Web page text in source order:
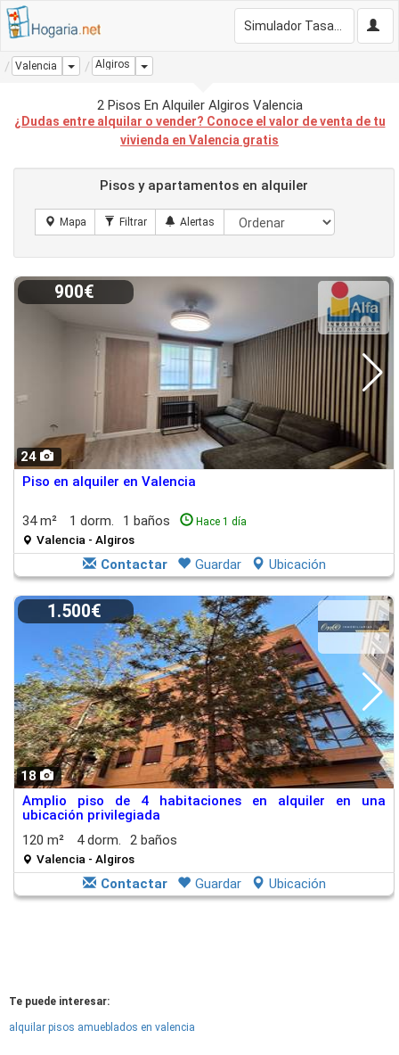
Valencia Dropdown
Algiros Dropdown
2 Pisos En Alquiler Algiros Valencia
¿Dudas entre alquilar o vender? Conoce el valor de venta de tu
vivienda en Valencia gratis
Pisos y apartamentos en alquiler
24
900€
Piso en alquiler en Valencia
34 m² 1 dorm. 1 baños Hace 1 día
Valencia - Algiros
Contactar Guardar Ubicación
18
1.500€
Amplio piso de 4 habitaciones en alquiler en una
ubicación privilegiada
120 m²
4 dorm. 2 baños
Valencia - Algiros
Contactar Guardar Ubicación
Te puede interesar:
alquilar pisos amueblados en valencia